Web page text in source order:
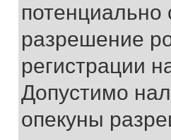
разрешение
регистрации
Допустимо
опекуны